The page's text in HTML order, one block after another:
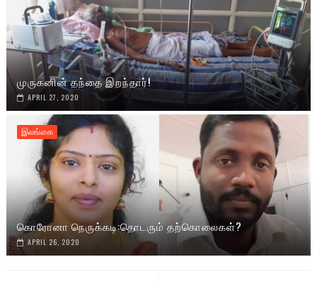
முருகனின் தந்தை இறந்தார்!
APRIL 27, 2020
இலங்கை
கொரோனா நெருக்கடி:தொடரும் தற்கொலைகள்?
APRIL 26, 2020